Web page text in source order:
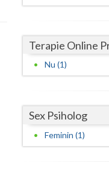
Terapie Online
Nu (1)
Sex Psiholog
Feminin (1)